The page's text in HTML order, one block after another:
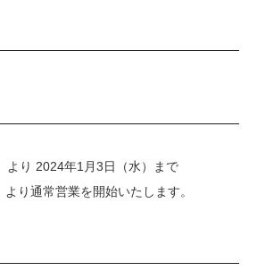
より 2024年1月3日（水）まで
り通常営業を開始いたします。